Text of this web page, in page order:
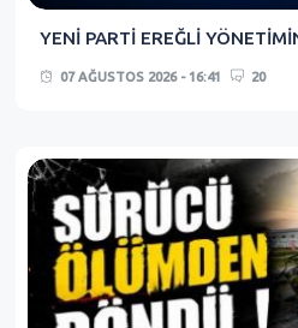
YENİ PARTİ EREĞLİ
07 AĞUSTOS 2026 - 16:41 20